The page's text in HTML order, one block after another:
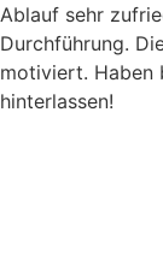
Ablauf sehr
Durchführung.
motiviert. Haben
hinterlassen!